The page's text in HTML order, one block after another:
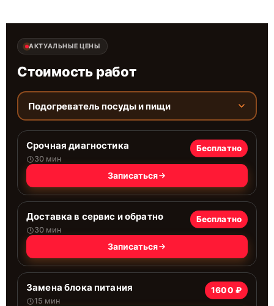
АКТУАЛЬНЫЕ ЦЕНЫ
Стоимость работ
Подогреватель посуды и пищи
Срочная диагностика
30 мин
Бесплатно
Записаться
Доставка в сервис и обратно
30 мин
Бесплатно
Записаться
Замена блока питания
15 мин
1600 ₽